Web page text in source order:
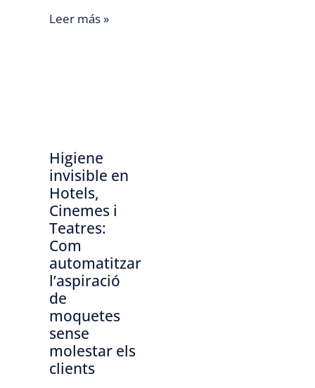
Leer más »
Higiene
invisible en
Hotels,
Cinemes i
Teatres:
Com
automatitzar
l’aspiració
de
moquetes
sense
molestar els
clients